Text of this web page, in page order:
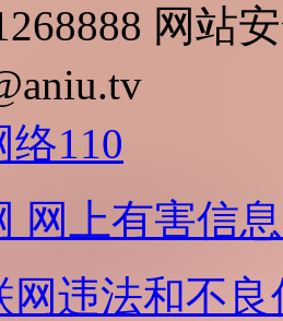
网站
络110
网上有害信
网违法和不